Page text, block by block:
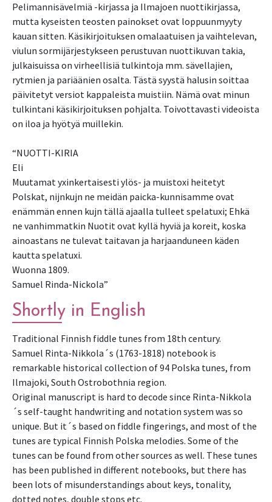
Pelimannisävelmiä -kirjassa ja Ilmajoen nuottikirjassa,
mutta kyseisten teosten painokset ovat loppuunmyyty
kauan sitten. Käsikirjoituksen omalaatuisen ja vaihtelevan,
viulun sormijärjestykseen perustuvan nuottikuvan takia,
julkaisuissa on virheellisiä tulkintoja mm. sävellajien,
rytmien ja pariäänien osalta. Tästä syystä halusin soittaa
päivitetyt versiot kappaleista muistiin. Nämä ovat minun
tulkintani käsikirjoituksen pohjalta. Toivottavasti videoista
on iloa ja hyötyä muillekin.
“NUOTTI-KIRIA
Eli
Muutamat yxinkertaisesti ylös- ja muistoxi heitetyt
Polskat, nijnkujn ne meidän paicka-kunnisamme ovat
enämmän ennen kujn tällä ajaalla tulleet spelatuxi; Ehkä
ne vanhimmatkin Nuotit ovat kyllä hyviä ja koreit, koska
ainoastans ne tulevat taitavan ja harjaanduneen käden
kautta spelatuxi.
Wuonna 1809.
Samuel Rinda-Nickola”
Shortly in English
Traditional Finnish fiddle tunes from 18th century.
Samuel Rinta-Nikkola´s (1763-1818) notebook is
remarkable historical collection of 94 Polska tunes, from
Ilmajoki, South Ostrobothnia region.
Original manuscript is hard to decode since Rinta-Nikkola
´s self-taught handwriting and notation system was so
unique. But it´s based on fiddle fingerings, and most of the
tunes are typical Finnish Polska melodies. Some of the
tunes can be found from other sources as well. These tunes
has been published in different notebooks, but there has
been lots of misunderstandings about keys, tonality,
dotted notes, double stops etc.